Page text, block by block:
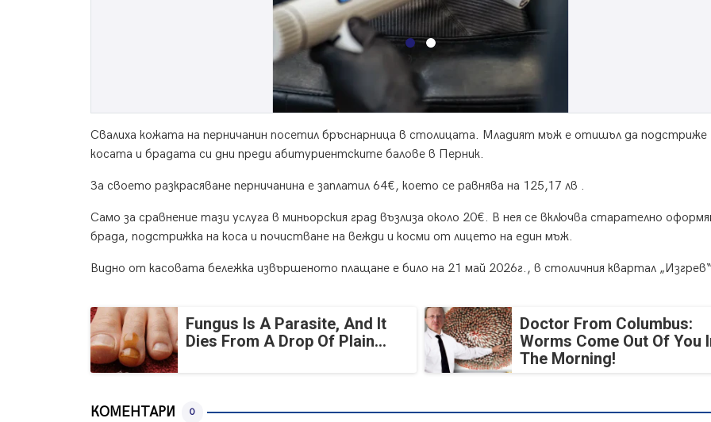
Свалиха кожата на перничанин посетил бръснарница в столицата. Младият мъж е отишъл да подстриже
косата и брадата си дни преди абитуриентските балове в Перник.
За своето разкрасяване перничанина е заплатил 64€, което се равнява на 125,17 лв .
Само за сравнение тази услуга в миньорския град възлиза около 20€. В нея се включва старателно
брада, подстрижка на коса и почистване на вежди и косми от лицето на един мъж.
Видно от касовата бележка извършеното плащане е било на 21 май 2026г., в столичния квартал
Fungus Is A Parasite, And It
Dies From A Drop Of Plain...
Doctor From Columbus:
Worms Come Out Of You
The Morning!
КОМЕНТАРИ 0